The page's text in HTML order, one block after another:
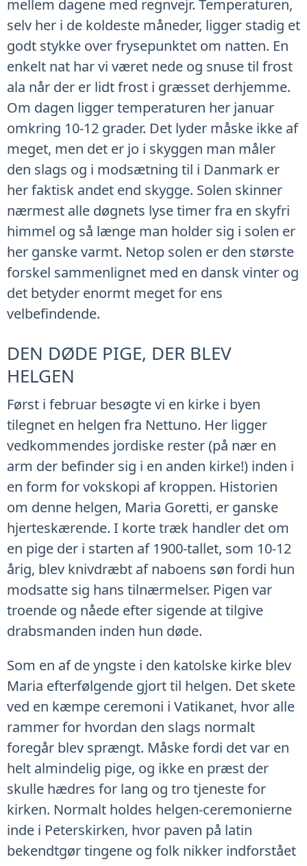
mellem dagene med regnvejr. Temperaturen,
selv her i de koldeste måneder, ligger stadig et
godt stykke over frysepunktet om natten. En
enkelt nat har vi været nede og snuse til frost
ala når der er lidt frost i græsset derhjemme.
Om dagen ligger temperaturen her januar
omkring 10-12 grader. Det lyder måske ikke af
meget, men det er jo i skyggen man måler
den slags og i modsætning til i Danmark er
her faktisk andet end skygge. Solen skinner
nærmest alle døgnets lyse timer fra en skyfri
himmel og så længe man holder sig i solen er
her ganske varmt. Netop solen er den største
forskel sammenlignet med en dansk vinter og
det betyder enormt meget for ens
velbefindende.
DEN DØDE PIGE, DER BLEV
HELGEN
Først i februar besøgte vi en kirke i byen
tilegnet en helgen fra Nettuno. Her ligger
vedkommendes jordiske rester (på nær en
arm der befinder sig i en anden kirke!) inden i
en form for vokskopi af kroppen. Historien
om denne helgen, Maria Goretti, er ganske
hjerteskærende. I korte træk handler det om
en pige der i starten af 1900-tallet, som 10-12
årig, blev knivdræbt af naboens søn fordi hun
modsatte sig hans tilnærmelser. Pigen var
troende og nåede efter sigende at tilgive
drabsmanden inden hun døde.
Som en af de yngste i den katolske kirke blev
Maria efterfølgende gjort til helgen. Det skete
ved en kæmpe ceremoni i Vatikanet, hvor alle
rammer for hvordan den slags normalt
foregår blev sprængt. Måske fordi det var en
helt almindelig pige, og ikke en præst der
skulle hædres for lang og tro tjeneste for
kirken. Normalt holdes helgen-ceremonierne
inde i Peterskirken, hvor paven på latin
bekendtgør tingene og folk nikker indforstået